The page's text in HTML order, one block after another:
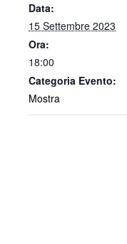
Data:
15 Settembre 2023
Ora:
18:00
Categoria Evento:
Mostra